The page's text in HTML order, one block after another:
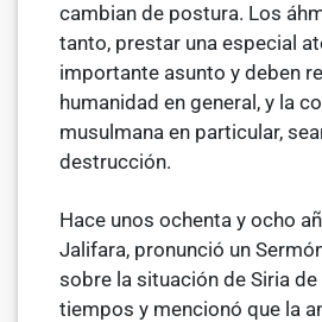
cambian de postura. Los
tanto, prestar una especial
importante asunto y deben
humanidad en general, y la
musulmana en particular,
destrucción.
Hace unos ochenta y ocho
Jalifara, pronunció un
sobre la situación de Siria
tiempos y mencionó que la